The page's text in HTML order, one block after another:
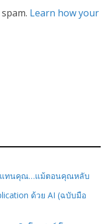
Learn how your
แทนคุณ…แม้ตอนคุณหลับ
ด้วย AI (ฉบับมือ